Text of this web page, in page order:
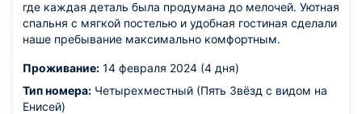
где каждая деталь была продумана до мелочей. Уютная
спальня с мягкой постелью и удобная гостиная сделали
наше пребывание максимально комфортным.
Проживание: 14 февраля 2024 (4 дня)
Тип номера: Четырехместный (Пять Звёзд с видом на
Енисей)